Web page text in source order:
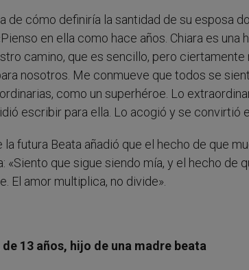
de cómo definiría la santidad de su esposa
en ella como hace años. Chiara es
camino, que es sencillo, pero
nosotros. Me conmueve que todos se
como un superhéroe. Lo
escribir para ella. Lo acogió y se convirtió
la futura Beata añadió que el hecho de que
«Siento que sigue siendo mía, y el hecho
El amor multiplica, no divide».
13 años, hijo de una madre beata